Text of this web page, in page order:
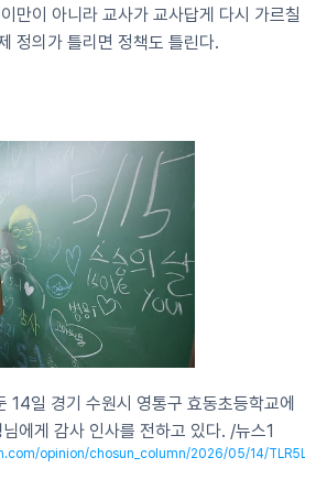
만이 아니라 교사가 교사답게 다시 가르칠
정의가 틀리면 정책도 틀린다.
14일 경기 수원시 영통구 효동초등학교에
에게 감사 인사를 전하고 있다. /뉴스1
opinion/chosun_column/2026/05/14/